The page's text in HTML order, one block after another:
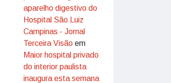
aparelho digestivo do
Hospital São Luiz
Campinas - Jornal
Terceira Visão em
Maior hospital privado
do interior paulista
inaugura esta semana